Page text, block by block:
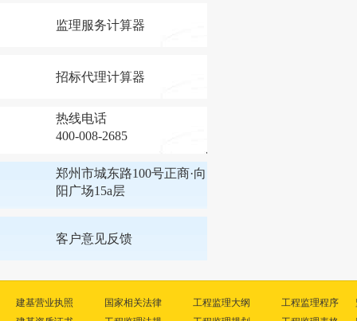
监理服务计算器
招标代理计算器
热线电话
400-008-2685
郑州市城东路100号正商·向
阳广场15a层
客户意见反馈
建基营业执照
国家相关法律
工程监理大纲
工程监理程序